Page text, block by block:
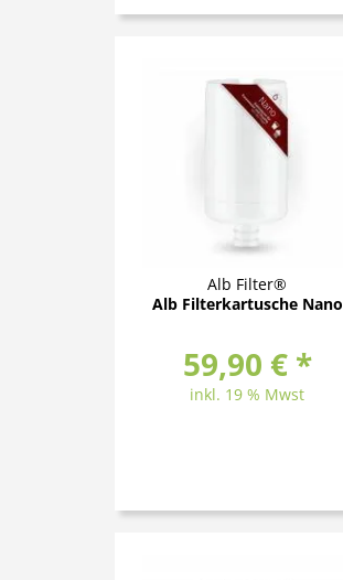
Alb Filter®
Alb Filterkartusche Nano
59,90 € *
inkl. 19 % Mwst